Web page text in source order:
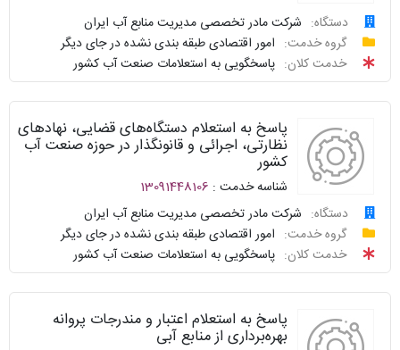
سامانه
خدمات
دولت
توافقنامه
نظرسنجی
سوالات
متداول
سامانه
خدمات
دولت
دستگاه:
شرکت مادر تخصصی مدیریت منابع آب ایران
گروه خدمت:
امور اقتصادی طبقه بندی نشده در جای دیگر
خدمت کلان:
پاسخگویی به استعلامات صنعت آب کشور
درخواست
پیگیری
واحد
پاسخگو
نحوه
توافقنامه
نظرسنجی
پاسخ به استعلام دستگاه‌های قضایی، نهادهای
نظارتی، اجرائی و قانونگذار در حوزه صنعت آب
کشور
شناسه خدمت : 13091448106
دستگاه:
شرکت مادر تخصصی مدیریت منابع آب ایران
گروه خدمت:
امور اقتصادی طبقه بندی نشده در جای دیگر
خدمت کلان:
پاسخگویی به استعلامات صنعت آب کشور
درخواست
پیگیری
واحد
پاسخگو
پاسخ به استعلام اعتبار و مندرجات پروانه
بهره‌برداری از منابع آبی